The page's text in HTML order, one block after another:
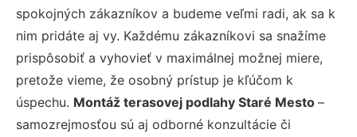
spokojných zákazníkov a budeme veľmi radi, ak sa k
nim pridáte aj vy. Každému zákazníkovi sa snažíme
prispôsobiť a vyhovieť v maximálnej možnej miere,
pretože vieme, že osobný prístup je kľúčom k
úspechu. Montáž terasovej podlahy Staré Mesto –
samozrejmosťou sú aj odborné konzultácie či